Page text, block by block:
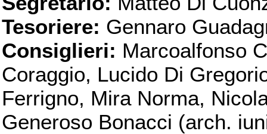
Tesoriere: Gennaro
Consiglieri: Marcoalfonso
Coraggio, Lucido Di
Ferrigno, Mira Norma,
Generoso Bonacci (arch.